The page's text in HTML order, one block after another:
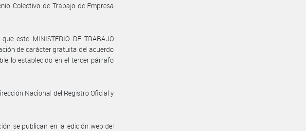
Colectivo de Trabajo de Empresa
este MINISTERIO DE TRABAJO
de carácter gratuita del acuerdo
lo establecido en el tercer párrafo
Nacional del Registro Oficial y
se publican en la edición web del